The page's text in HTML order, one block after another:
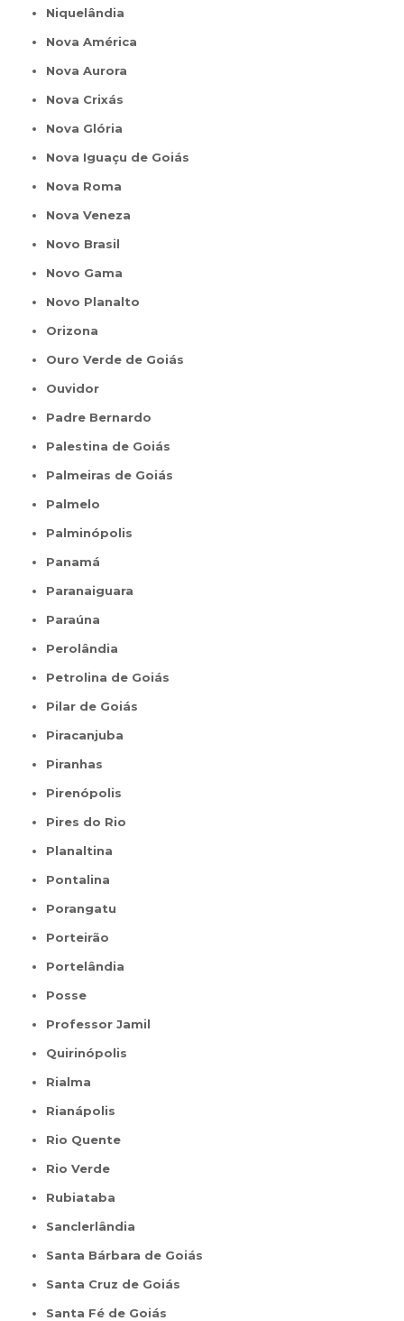
Niquelândia
Nova América
Nova Aurora
Nova Crixás
Nova Glória
Nova Iguaçu de Goiás
Nova Roma
Nova Veneza
Novo Brasil
Novo Gama
Novo Planalto
Orizona
Ouro Verde de Goiás
Ouvidor
Padre Bernardo
Palestina de Goiás
Palmeiras de Goiás
Palmelo
Palminópolis
Panamá
Paranaiguara
Paraúna
Perolândia
Petrolina de Goiás
Pilar de Goiás
Piracanjuba
Piranhas
Pirenópolis
Pires do Rio
Planaltina
Pontalina
Porangatu
Porteirão
Portelândia
Posse
Professor Jamil
Quirinópolis
Rialma
Rianápolis
Rio Quente
Rio Verde
Rubiataba
Sanclerlândia
Santa Bárbara de Goiás
Santa Cruz de Goiás
Santa Fé de Goiás